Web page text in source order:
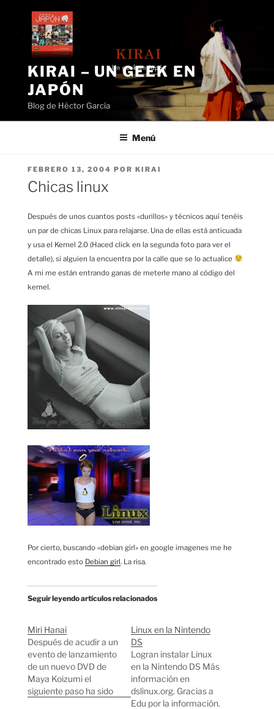
contenido
KIRAI – UN GEEK EN
JAPÓN
Blog de Héctor García
Menú
PUBLICADO
EL
FEBRERO 13, 2004 POR KIRAI
Chicas linux
Después de unos cuantos posts «durillos» y técnicos aquí tenéis
un par de chicas Linux para relajarse. Una de ellas está anticuada
y usa el Kernel 2.0 (Haced click en la segunda foto para ver el
detalle), si alguien la encuentra por la calle que se lo actualice
A mi me están entrando ganas de meterle mano al código del
kernel.
Por cierto, buscando «debian girl» en google imagenes me he
encontrado esto Debian girl. La risa.
Seguir leyendo artículos relacionados
Miri Hanai
Después de acudir a un
evento de lanzamiento
de un nuevo DVD de
Maya Koizumi el
siguiente paso ha sido
Linux en la Nintendo
DS
Logran instalar Linux
en la Nintendo DS Más
información en
dslinux.org. Gracias a
Edu por la información.